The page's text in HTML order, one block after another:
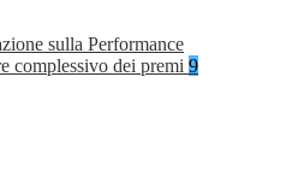
sulla Performance
complessivo dei premi 9